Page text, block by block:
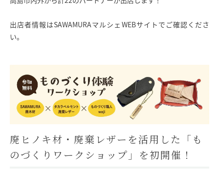
出店者情報はSAWAMURAマルシェWEBサイトでご確認くださ
い。
廃ヒノキ材・廃棄レザーを活用した「も
のづくりワークショップ」を初開催！